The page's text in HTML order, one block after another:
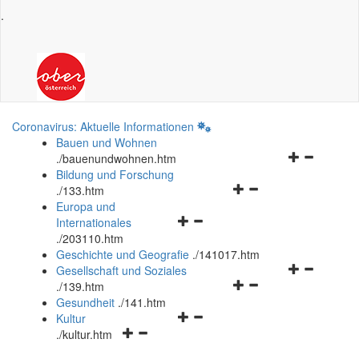
.
Coronavirus: Aktuelle Informationen
Bauen und Wohnen
./bauenundwohnen.htm
Navigationsmenü
Bildung und Forschung
./133.htm
Navigationsmenü
und
schließen
Europa und
Internationales
./203110.htm
Geschichte und Geografie ./141017.htm
Navigationsmenü
Gesellschaft und Soziales
./139.htm
Navigationsmenü
Gesundheit ./141.htm
Navigationsmenü
Kultur
./kultur.htm